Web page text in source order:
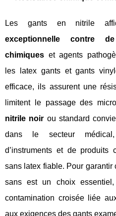
Les gants en nitrile
exceptionnelle contre
chimiques et agents
les latex gants et gants
efficace, ils assurent une
limitent le passage des
nitrile noir ou standard
dans le secteur
d’instruments et de produits
sans latex fiable. Pour garantir
sans est un choix
contamination croisée liée
aux exigences des gants